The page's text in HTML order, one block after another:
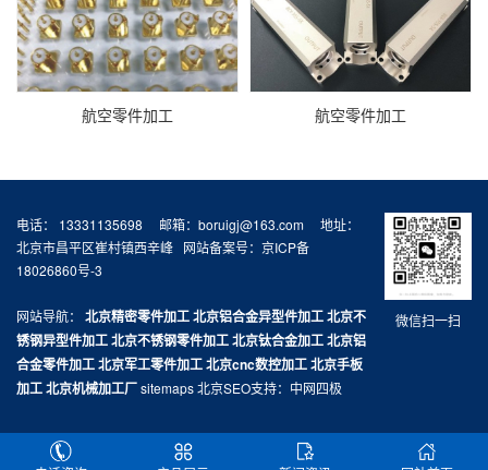
航空零件加工 航空零件加工
微信扫一扫
电话： 13331135698 邮箱：boruigj@163.com 地址：
北京市昌平区崔村镇西辛峰 网站备案号： 京ICP备
18026860号-3
网站导航： 北京精密零件加工北京铝合金异型件加工北京不
锈钢异型件加工北京不锈钢零件加工北京钛合金加工北京铝
合金零件加工北京军工零件加工北京cnc数控加工北京手板
加工北京机械加工厂sitemaps北京SEO支持： 中网四极